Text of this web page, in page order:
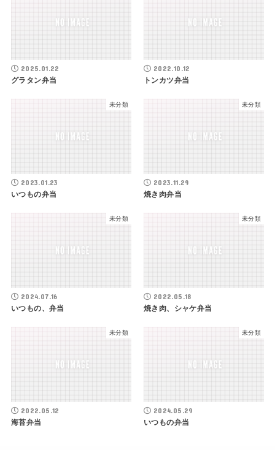
2025.01.22
グラタン弁当
2022.10.12
トンカツ弁当
未分類
2023.01.23
いつもの弁当
未分類
2023.11.29
焼き肉弁当
未分類
2024.07.16
いつもの、弁当
未分類
2022.05.18
焼き肉、シャケ弁当
未分類
2022.05.12
海苔弁当
未分類
2024.05.29
いつもの弁当